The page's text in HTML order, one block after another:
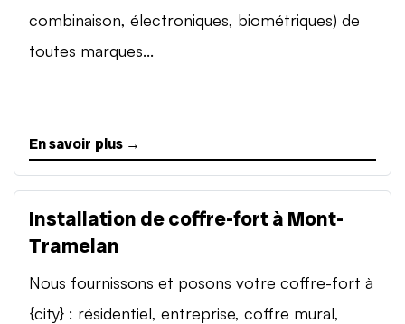
combinaison, électroniques, biométriques) de
toutes marques...
En savoir plus →
Installation de coffre-fort à Mont-
Tramelan
Nous fournissons et posons votre coffre-fort à
{city} : résidentiel, entreprise, coffre mural,